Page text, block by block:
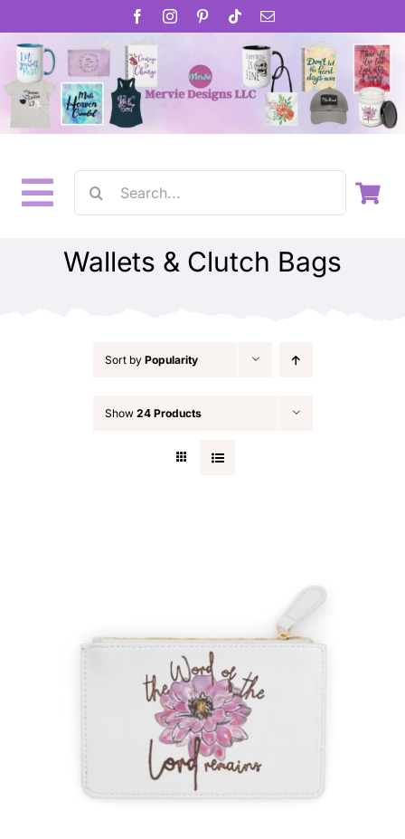
content
Toggle
Navigation
Search
for:
Wallets & Clutch Bags
Sort by Popularity
Show 24 Products